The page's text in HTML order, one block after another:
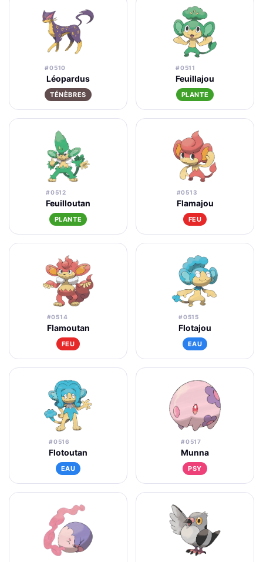
#0510
Léopardus
TÉNÈBRES
#0511
Feuillajou
PLANTE
#0512
Feuilloutan
PLANTE
#0513
Flamajou
FEU
#0514
Flamoutan
FEU
#0515
Flotajou
EAU
#0516
Flotoutan
EAU
#0517
Munna
PSY